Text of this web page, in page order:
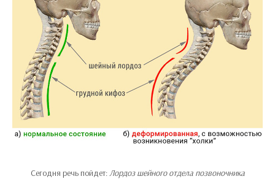
Сегодня речь пойдет:Лордоз шейного отдела позвоночника